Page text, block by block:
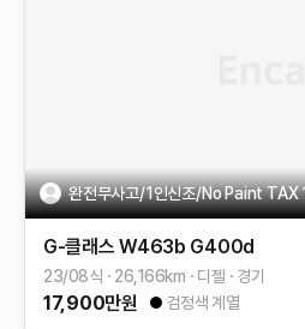
완전무사고/1인신조/No Paint TAX
G-클래스 W463b G400d
23/08식 26,166km 디젤 경기
17,900만원 검정색 계열